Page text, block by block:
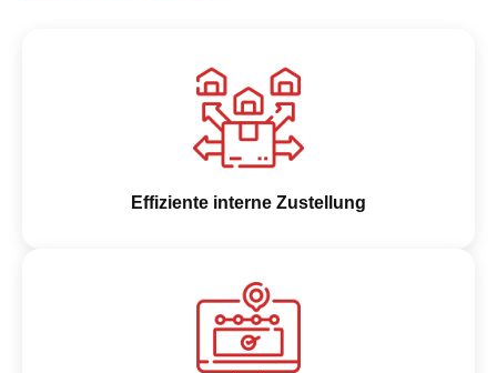
Effiziente interne Zustellung